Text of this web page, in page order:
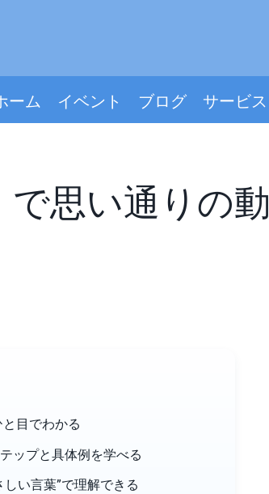
ーム イベント ブログ サービス
思い通りの動
目でわかる
ップと具体例を学べる
い言葉”で理解できる